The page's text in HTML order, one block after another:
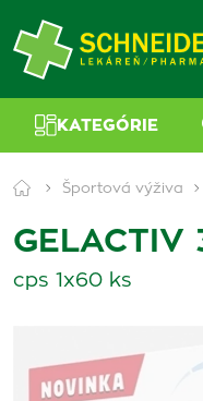
KATEGÓRIE
Športová výživa
cps 1x60 ks